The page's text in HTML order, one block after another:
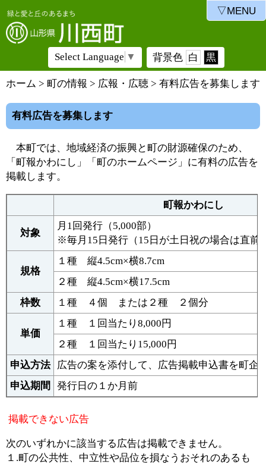
Select Language ▼ 背景色 白 黒
ホーム > 町の情報 > 広報・広聴 > 有料広告を募集します
有料広告を募集します
本町では、地域経済の振興と町の財源確保のため、
「町報かわにし」「町のホームページ」に有料の広告を
掲載します。
町報かわにし
対象
月1回発行（5,000部）
※毎月15日発行（15日が土日祝の場合は直前
規格
１種 縦4.5cm×横8.7cm
２種 縦4.5cm×横17.5cm
枠数
１種 ４個 または２種 ２個分
単価
１種 １回当たり8,000円
２種 １回当たり15,000円
申込方法
広告の案を添付して、広告掲載申込書を町企
申込期間
発行日の１か月前
掲載できない広告
次のいずれかに該当する広告は掲載できません。
１.町の公共性、中立性や品位を損なうおそれのあるも
▽MENU